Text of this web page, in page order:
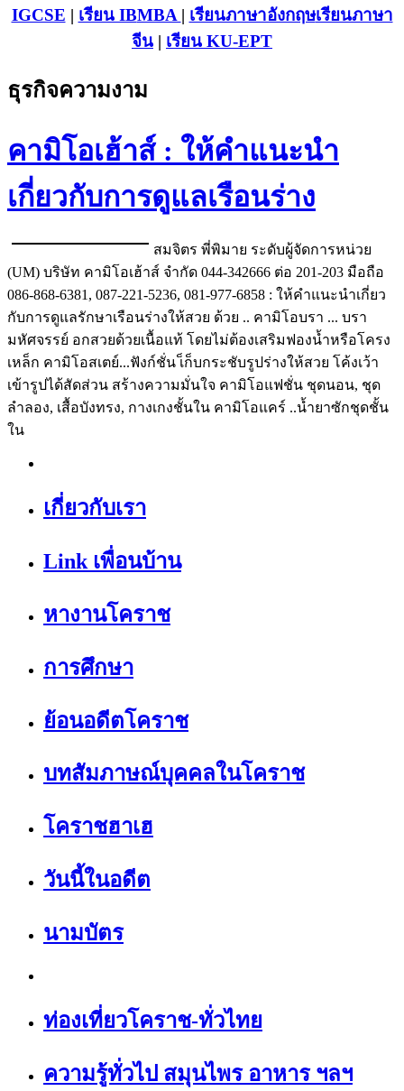
IGCSE | เรียน IBMBA | เรียนภาษาอังกฤษเรียนภาษา
จีน | เรียน KU-EPT
ธุรกิจความงาม
คามิโอเฮ้าส์ : ให้คำแนะนำ
เกี่ยวกับการดูแลเรือนร่าง
สมจิตร พี่พิมาย ระดับผู้จัดการหน่วย
(UM) บริษัท คามิโอเฮ้าส์ จำกัด 044-342666 ต่อ 201-203 มือถือ
086-868-6381, 087-221-5236, 081-977-6858 : ให้คำแนะนำเกี่ยว
กับการดูแลรักษาเรือนร่างให้สวย ด้วย .. คามิโอบรา ... บรา
มหัศจรรย์ อกสวยด้วยเนื้อแท้ โดยไม่ต้องเสริมฟองน้ำหรือโครง
เหล็ก คามิโอสเตย์...ฟังก์ชั่น เ็ก็บกระชับรูปร่างให้สวย โค้งเว้า
เข้ารูปได้สัดส่วน สร้างความมั่นใจ คามิโอแฟชั่น ชุดนอน, ชุด
ลำลอง, เสื้อบังทรง, กางเกงชั้นใน คามิโอแคร์ ..น้ำยาซักชุดชั้น
ใน
เกี่ยวกับเรา
Link เพื่อนบ้าน
หางานโคราช
การศึกษา
ย้อนอดีตโคราช
บทสัมภาษณ์บุคคลในโคราช
โคราชฮาเฮ
วันนี้ในอดีต
นามบัตร
ท่องเที่ยวโคราช-ทั่วไทย
ความรู้ทั่วไป สมุนไพร อาหาร ฯลฯ